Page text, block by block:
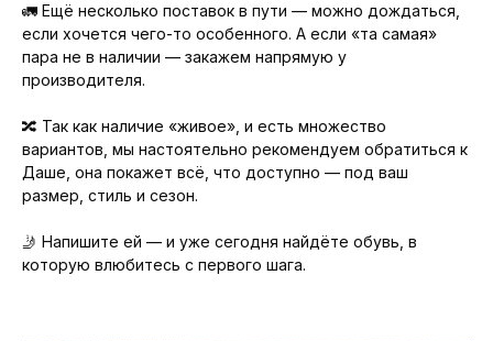
🚛 Ещё несколько поставок в пути — можно дождаться,
если хочется чего-то особенного. А если «та самая»
пара не в наличии — закажем напрямую у
производителя.
🔀 Так как наличие «живое», и есть множество
вариантов, мы настоятельно рекомендуем обратиться к
Даше, она покажет всё, что доступно — под ваш
размер, стиль и сезон.
🤳 Напишите ей — и уже сегодня найдёте обувь, в
которую влюбитесь с первого шага.